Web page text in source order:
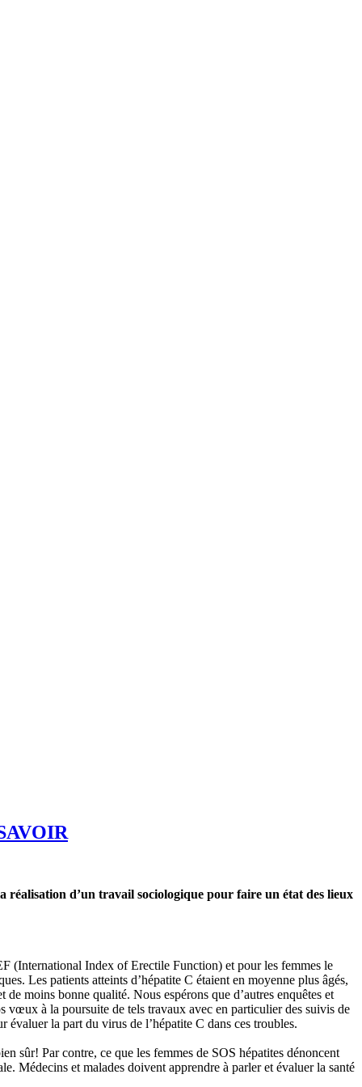
réalisation d’un travail sociologique pour faire un état des lieux
(International Index of Erectile Function) et pour les femmes le
Les patients atteints d’hépatite C étaient en moyenne plus âgés,
moins bonne qualité. Nous espérons que d’autres enquêtes et
vœux à la poursuite de tels travaux avec en particulier des suivis de
évaluer la part du virus de l’hépatite C dans ces troubles.
sûr! Par contre, ce que les femmes de SOS hépatites dénoncent
Médecins et malades doivent apprendre à parler et évaluer la santé